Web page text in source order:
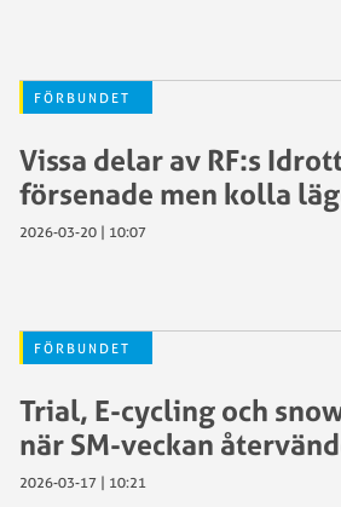
FÖRBUNDET
Vissa delar av RF:s
försenade men kolla
2026-03-20 | 10:07
FÖRBUNDET
Trial, E-cycling och
när SM-veckan
2026-03-17 | 10:21